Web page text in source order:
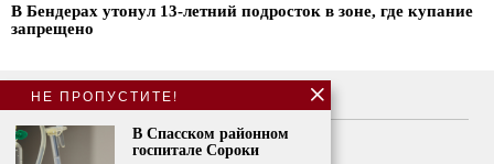
В Бендерах утонул 13-летний подросток в зоне, где купание
запрещено
О нас
Свяжитесь с нами
НЕ ПРОПУСТИТЕ!
В Спасском районном
госпитале Сороки